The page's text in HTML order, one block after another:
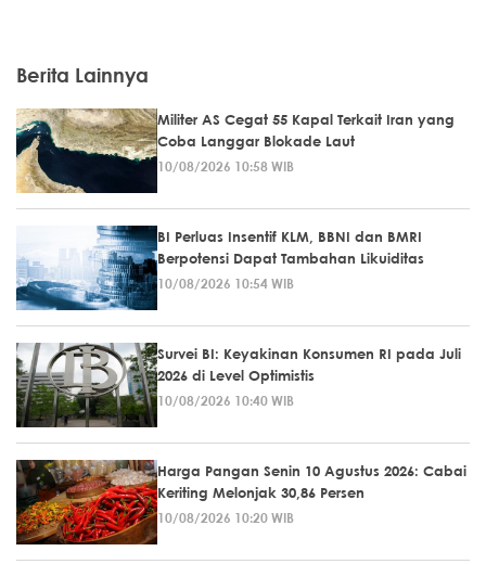
Berita Lainnya
Militer AS Cegat 55 Kapal Terkait Iran yang
Coba Langgar Blokade Laut
10/08/2026 10:58 WIB
BI Perluas Insentif KLM, BBNI dan BMRI
Berpotensi Dapat Tambahan Likuiditas
10/08/2026 10:54 WIB
Survei BI: Keyakinan Konsumen RI pada Juli
2026 di Level Optimistis
10/08/2026 10:40 WIB
Harga Pangan Senin 10 Agustus 2026: Cabai
Keriting Melonjak 30,86 Persen
10/08/2026 10:20 WIB